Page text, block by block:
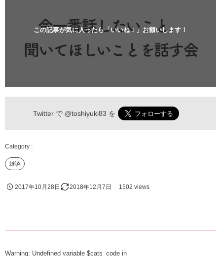
この記事が気に入ったら「いいね！」お願いします！
Twitter で @toshiyuki83 を
雑談
2017年10月28日 2018年12月7日 1502 views
Warning: Undefined variable $cats_code in